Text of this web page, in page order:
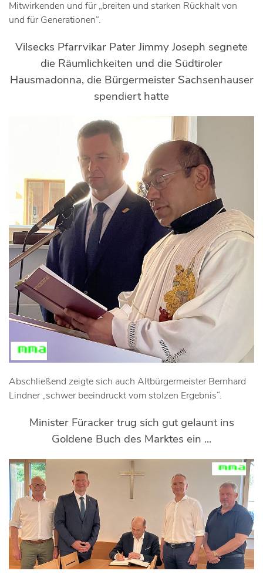
Mitwirkenden und für „breiten und starken Rückhalt von
und für Generationen“.
Vilsecks Pfarrvikar Pater Jimmy Joseph segnete
die Räumlichkeiten und die Südtiroler
Hausmadonna, die Bürgermeister Sachsenhauser
spendiert hatte
Abschließend zeigte sich auch Altbürgermeister Bernhard
Lindner „schwer beeindruckt vom stolzen Ergebnis“.
Minister Füracker trug sich gut gelaunt ins
Goldene Buch des Marktes ein ...